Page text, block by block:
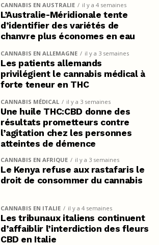
CANNABIS EN AUSTRALIE il y a 4 semaines
L’Australie-Méridionale tente
d’identifier des variétés de
chanvre plus économes en eau
CANNABIS EN ALLEMAGNE il y a 3 semaines
Les patients allemands
privilégient le cannabis médical à
forte teneur en THC
CANNABIS MÉDICAL il y a 3 semaines
Une huile THC:CBD donne des
résultats prometteurs contre
l’agitation chez les personnes
atteintes de démence
CANNABIS EN AFRIQUE il y a 3 semaines
Le Kenya refuse aux rastafaris le
droit de consommer du cannabis
CANNABIS EN ITALIE il y a 4 semaines
Les tribunaux italiens continuent
d’affaiblir l’interdiction des fleurs
CBD en Italie